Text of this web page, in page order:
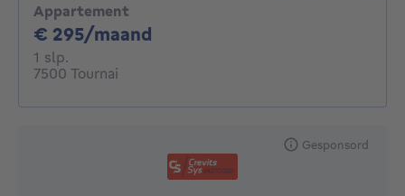
Appartement
€ 295/maand
1 slp.
7500 Tournai
Gesponsord